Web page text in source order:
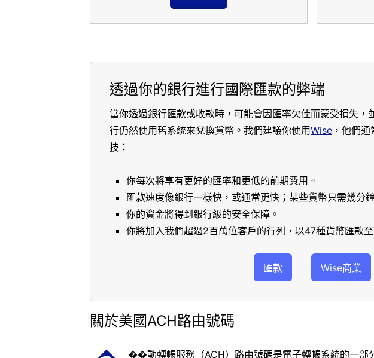
透過你的銀行進行國際匯款的弊端
當你透過銀行匯款或收款時，可能會因匯率欠佳而蒙受損失，
行仍然使用舊系統來兌換貨幣。我們建議你使用Wise ，他們
技：
你每次將享有更好的匯率和更低的前期費用。
匯款速度像銀行一樣快，或通常更快；某些貨幣只需幾分
你的資金將得到銀行級的安全保障。
你將加入我們超過2百萬位客戶的行列，以47種貨幣匯款
匯款 Wise商業
關於美國ACH路由號碼
��動轉帳服務（ACH）路由號碼是電子轉帳系統的一部